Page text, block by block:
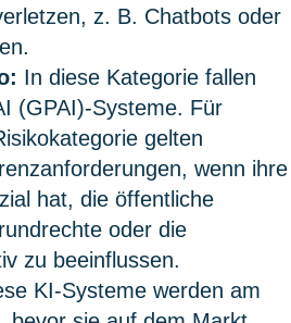
z. B. Chatbots oder
In diese Kategorie fallen
(GPAI)-Systeme. Für
gelten
wenn ihre
hat, die öffentliche
oder die
zu beeinflussen.
KI-Systeme werden am